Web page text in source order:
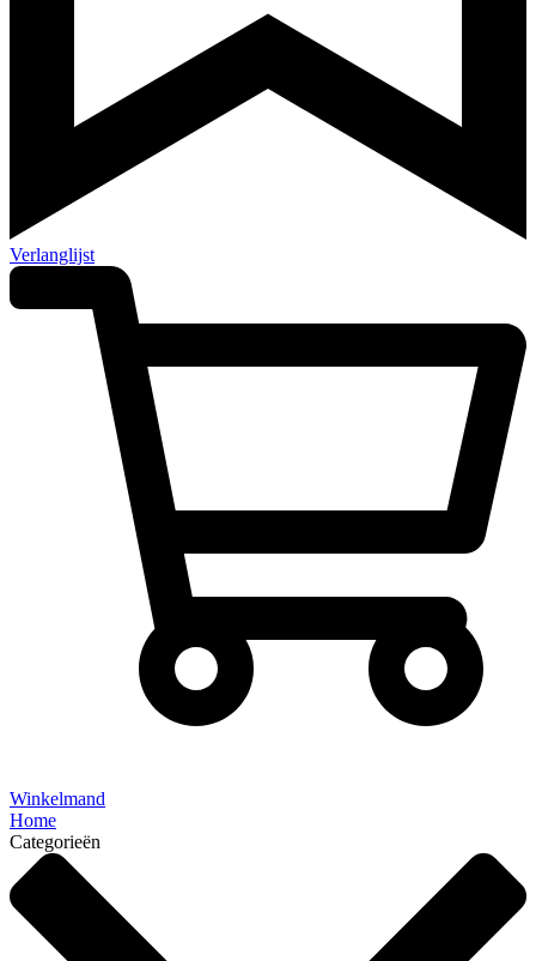
Verlanglijst
Winkelmand
Home
Categorieën